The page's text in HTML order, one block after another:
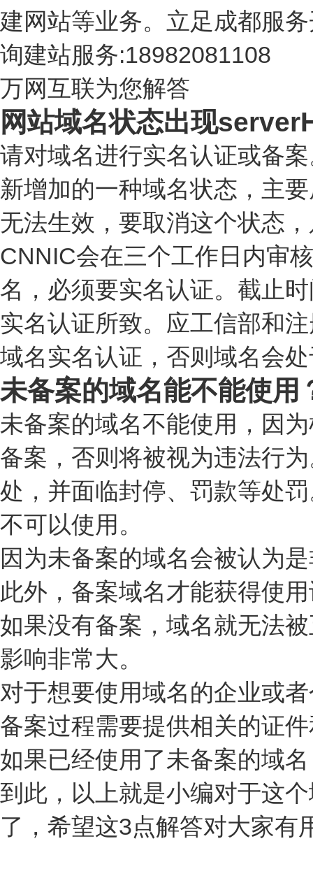
建网站等业务。立足成都服
询建站服务:18982081108
万网互联为您解答
网站域名状态出现
请对域名进行实名认证或备
新增加的一种域名状态，主
无法生效，要取消这个状态
CNNIC会在三个工作日内审
名，必须要实名认证。截止
实名认证所致。应工信部和
域名实名认证，否则域名会
未备案的域名能不能使用
未备案的域名不能使用，因
备案，否则将被视为违法行
处，并面临封停、罚款等处
不可以使用。
因为未备案的域名会被认为
此外，备案域名才能获得使
如果没有备案，域名就无法
影响非常大。
对于想要使用域名的企业或
备案过程需要提供相关的证
如果已经使用了未备案的域
到此，以上就是小编对于这
了，希望这3点解答对大家有